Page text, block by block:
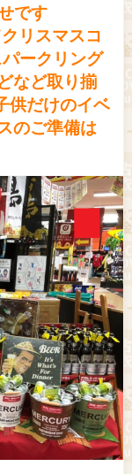
です
リスマスコ
ークリング
など取り揃
供だけのイベ
のご準備は